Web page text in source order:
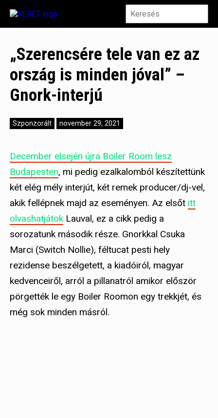
„Szerencsére tele van ez az
ország is minden jóval” –
Gnork-interjú
Szponzorált november 29, 2021
December elsején újra Boiler Room lesz
Budapesten, mi pedig ezalkalomból készítettünk
két elég mély interjút, két remek producer/dj-vel,
akik fellépnek majd az eseményen. Az elsőt itt
olvashatjátokLauval, ez a cikk pedig a
sorozatunk második része. Gnorkkal Csuka
Marci (Switch Nollie), féltucat pesti hely
rezidense beszélgetett, a kiadóiról, magyar
kedvenceiről, arról a pillanatról amikor először
pörgették le egy Boiler Roomon egy trekkjét, és
még sok minden másról.